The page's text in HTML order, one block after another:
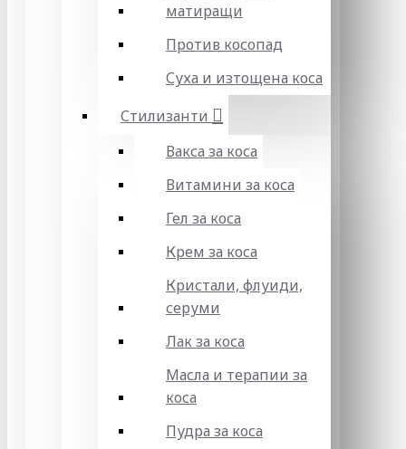
матиращи
Против косопад
Суха и изтощена коса
Стилизанти
Вакса за коса
Витамини за коса
Гел за коса
Крем за коса
Кристали, флуиди,
серуми
Лак за коса
Масла и терапии за
коса
Пудра за коса